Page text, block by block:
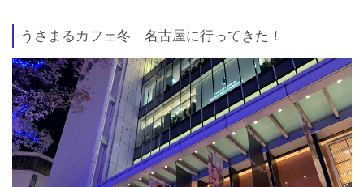
うさまるカフェ冬 名古屋に行ってきた！